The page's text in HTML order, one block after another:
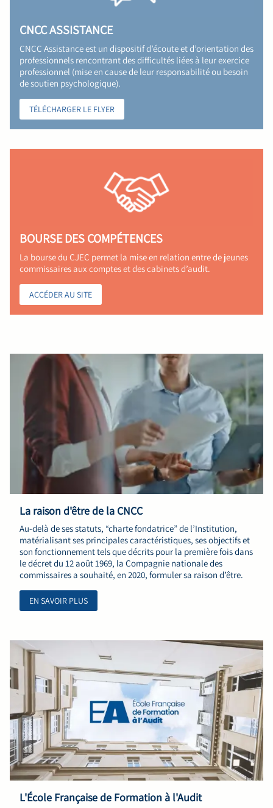
CNCC ASSISTANCE
CNCC Assistance est un dispositif d’écoute et d’orientation des
professionnels rencontrant des difficultés liées à leur exercice
professionnel (mise en cause de leur responsabilité ou besoin
de soutien psychologique).
TÉLÉCHARGER LE FLYER
BOURSE DES COMPÉTENCES
La bourse du CJEC permet la mise en relation entre de jeunes
commissaires aux comptes et des cabinets d’audit.
ACCÉDER AU SITE
La raison d'être de la CNCC
Au-delà de ses statuts, “charte fondatrice” de l’Institution,
matérialisant ses principales caractéristiques, ses objectifs et
son fonctionnement tels que décrits pour la première fois dans
le décret du 12 août 1969, la Compagnie nationale des
commissaires a souhaité, en 2020, formuler sa raison d’être.
EN SAVOIR PLUS
L'École Française de Formation à l'Audit